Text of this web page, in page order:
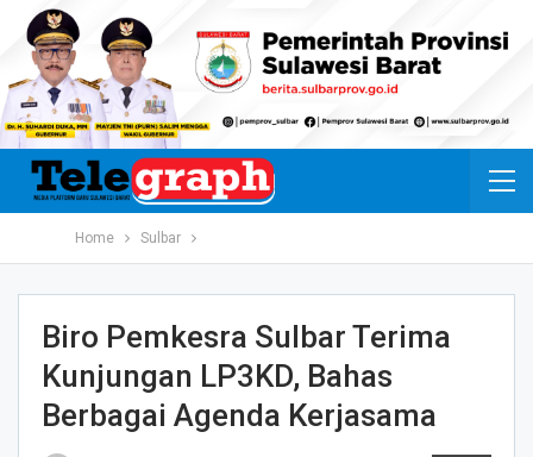
Home Sulbar
Biro Pemkesra Sulbar Terima
Kunjungan LP3KD, Bahas
Berbagai Agenda Kerjasama